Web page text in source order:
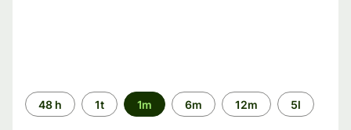
Przedział
czasu
48 h 1t 1m 6m 12m 5l